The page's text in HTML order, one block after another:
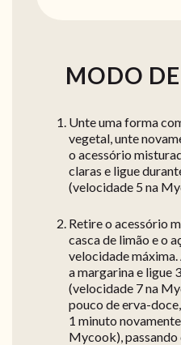
MODO
Unte uma forma
vegetal, unte
o acessório
claras e ligue
(velocidade 5 na
Retire o acessório
casca de limão e o
velocidade máxima.
a margarina e ligue
(velocidade 7 na
pouco de erva-
1 minuto
Mycook), passando